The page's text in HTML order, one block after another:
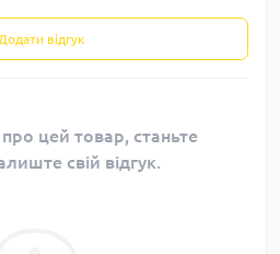
відгук
про цей товар, станьте
свій відгук.